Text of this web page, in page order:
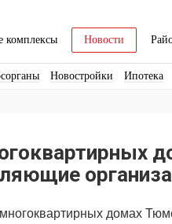
комплексы Новости
Новостройки Ипотека
домах